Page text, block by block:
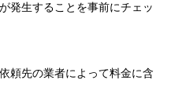
発生することを事前にチェッ
頼先の業者によって料金に含